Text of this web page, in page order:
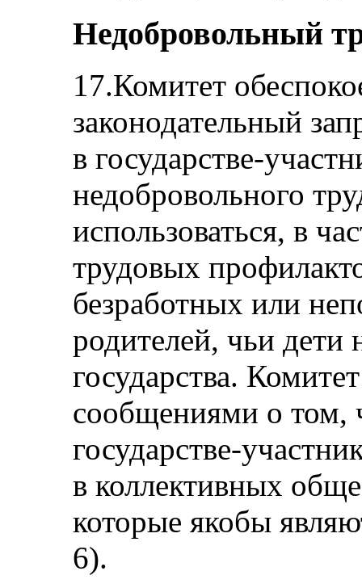
Недобровольный
17.Комитет
законодательный
в государстве-
недобровольного
использоваться, в
трудовых
безработных или
родителей, чьи дети
государства.
сообщениями о том,
государстве-
в коллективных
которые якобы
6).